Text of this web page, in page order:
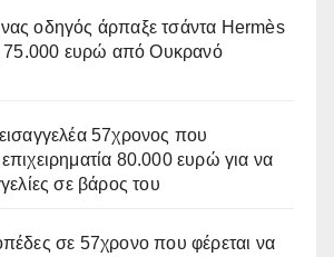
οδηγός άρπαξε τσάντα Hermès
75.000 ευρώ από Ουκρανό
57χρονος που
80.000 ευρώ για να
σε βάρος του
σε 57χρονο που φέρεται να